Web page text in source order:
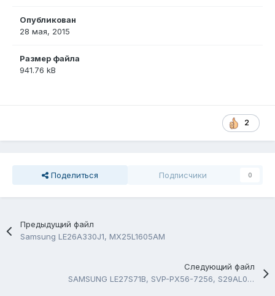
Опубликован
28 мая, 2015
Размер файла
941.76 kB
2
Поделиться Подписчики 0
Предыдущий файл
Samsung LE26A330J1, MX25L1605AM
Следующий файл
SAMSUNG LE27S71B, SVP-PX56-7256, S29AL008D70TFI01